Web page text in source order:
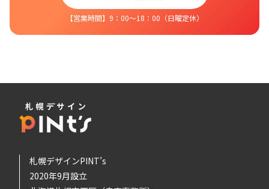
【営業時間】9：00～18：00（日曜定休）
札幌デザインPINT’s
2020年9月設立